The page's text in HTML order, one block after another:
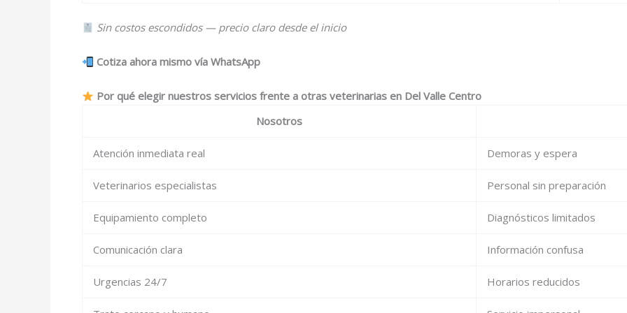
Sin costos escondidos — precio claro desde el inicio
Cotiza ahora mismo vía WhatsApp
Por qué elegir nuestros servicios frente a otras veterinarias en Del Valle Centro
Nosotros
Atención inmediata real Demoras y espera
Veterinarios especialistas Personal sin preparación
Equipamiento completo Diagnósticos limitados
Comunicación clara Información confusa
Urgencias 24/7 Horarios reducidos